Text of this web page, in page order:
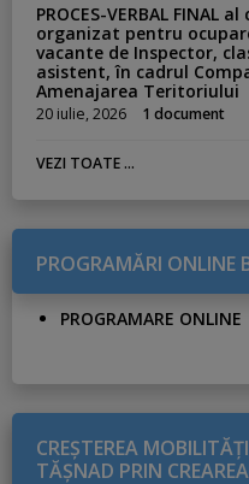
PROCES-VERBAL FINAL
organizat pentru
vacante de Inspector,
asistent, în cadrul
Amenajarea Teritoriului
20 iulie, 2026 1 document
VEZI TOATE ...
PROGRAMĂRI ONLINE
PROGRAMARE ONLINE
CREŞTEREA
TĂŞNAD PRIN